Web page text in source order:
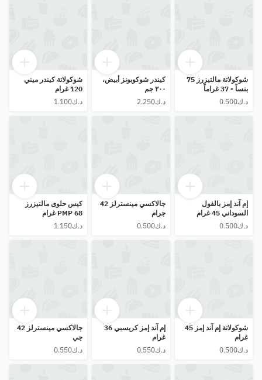
شوكولاتة مالتيزرز 75
بنساً - 37 غراماً
كيندر شوكوبونز أبيض،
٢٠٠ جم
⁦د.ك2.250⁩
شوكولاتة كيندر ميني
120 غرام
إم آند إمز بالفول
السوداني 45 غرام
جالاكسي مينسترلز 42
جرام
⁦د.ك0.500⁩
كيس حلوى مالتيزرز
PMP 68 غرام
شوكولاتة إم آند إمز 45
غرام
إم آند إمز كريسبي 36
غرام
⁦د.ك0.550⁩
جالاكسي مينسترلز 42
جي